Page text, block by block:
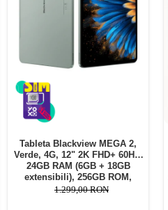
Tableta Blackview MEGA 2,
Verde, 4G, 12" 2K FHD+ 60Hz,
24GB RAM (6GB + 18GB
extensibili), 256GB ROM,
Android 15, Unisoc T615,
1.299,00 RON